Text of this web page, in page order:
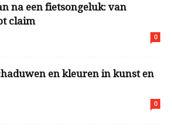
na een fietsongeluk: van
claim
0
en kleuren in kunst en
0